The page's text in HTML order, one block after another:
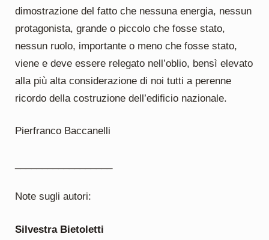
dimostrazione del fatto che nessuna energia, nessun
protagonista, grande o piccolo che fosse stato,
nessun ruolo, importante o meno che fosse stato,
viene e deve essere relegato nell’oblio, bensì elevato
alla più alta considerazione di noi tutti a perenne
ricordo della costruzione dell’edificio nazionale.
Pierfranco Baccanelli
Note sugli autori:
Silvestra Bietoletti